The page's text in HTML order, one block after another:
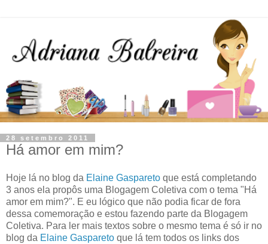
28 setembro 2011
Há amor em mim?
Hoje lá no blog da Elaine Gaspareto que está completando
3 anos ela propôs uma Blogagem Coletiva com o tema "Há
amor em mim?". E eu lógico que não podia ficar de fora
dessa comemoração e estou fazendo parte da Blogagem
Coletiva. Para ler mais textos sobre o mesmo tema é só ir no
blog da Elaine Gaspareto que lá tem todos os links dos